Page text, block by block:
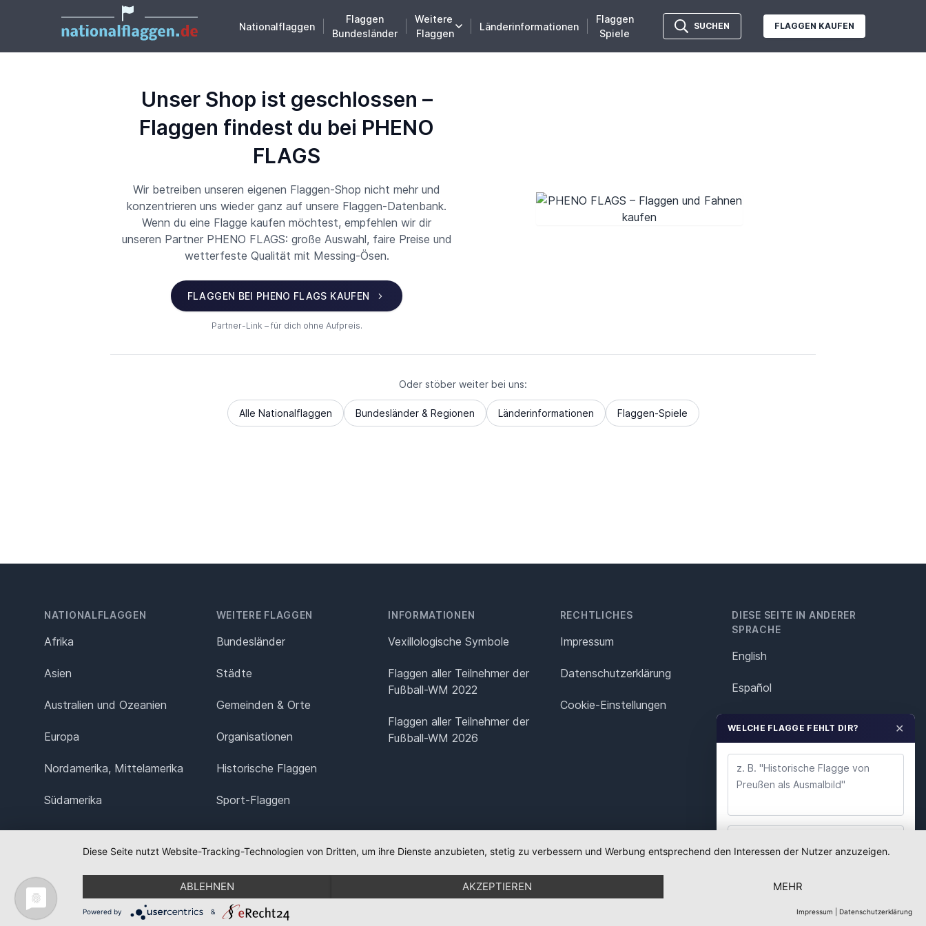
Nationalflaggen
Flaggen
Bundesländer
Weitere
Flaggen
Länderinformationen
Flaggen
Spiele
SUCHEN FLAGGEN KAUFEN
Unser Shop ist geschlossen –
Flaggen findest du bei PHENO
FLAGS
Wir betreiben unseren eigenen Flaggen-Shop nicht mehr und
konzentrieren uns wieder ganz auf unsere Flaggen-Datenbank.
Wenn du eine Flagge kaufen möchtest, empfehlen wir dir
unseren Partner PHENO FLAGS: große Auswahl, faire Preise und
wetterfeste Qualität mit Messing-Ösen.
FLAGGEN BEI PHENO FLAGS KAUFEN
Partner-Link – für dich ohne Aufpreis.
Oder stöber weiter bei uns:
Alle Nationalflaggen Bundesländer & Regionen Länderinformationen Flaggen-Spiele
NATIONALFLAGGEN
Afrika
Asien
Australien und Ozeanien
Europa
Nordamerika, Mittelamerika
Südamerika
WEITERE FLAGGEN
Bundesländer
Städte
Gemeinden & Orte
Organisationen
Historische Flaggen
Sport-Flaggen
INFORMATIONEN
Vexillologische Symbole
Flaggen aller Teilnehmer der
Fußball-WM 2022
Flaggen aller Teilnehmer der
Fußball-WM 2026
RECHTLICHES
Impressum
Datenschutz­erklärung
Cookie-Einstellungen
DIESE SEITE IN ANDERER
SPRACHE
English
Español
Italiano
Polska
Português
Nederlands
WELCHE FLAGGE FEHLT DIR? ✕
Diese Seite nutzt Website-Tracking-Technologien von Dritten, um ihre Dienste anzubieten, stetig zu verbessern und Werbung entsprechend den Interessen der Nutzer anzuzeigen.
ABLEHNEN AKZEPTIEREN MEHR
Powered by & Impressum Datenschutzerklärung